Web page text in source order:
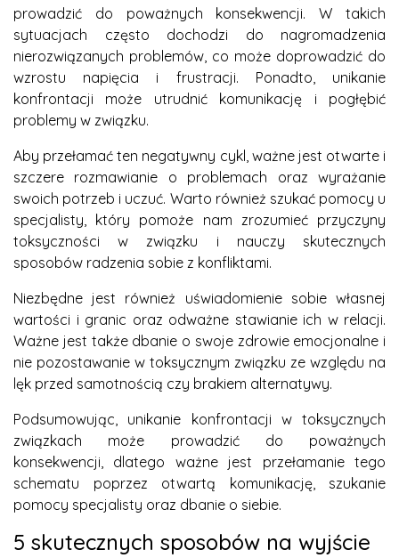
prowadzić do poważnych konsekwencji. W takich
sytuacjach często dochodzi do nagromadzenia
nierozwiązanych problemów, co może doprowadzić do
wzrostu napięcia i frustracji. Ponadto, unikanie
konfrontacji może utrudnić komunikację i pogłębić
problemy w związku.
Aby przełamać ten negatywny cykl, ważne jest otwarte i
szczere rozmawianie o problemach oraz wyrażanie
swoich potrzeb i uczuć. Warto również szukać pomocy u
specjalisty, który pomoże nam zrozumieć przyczyny
toksyczności w związku i nauczy skutecznych
sposobów radzenia sobie z konfliktami.
Niezbędne jest również uświadomienie sobie własnej
wartości i granic oraz odważne stawianie ich w relacji.
Ważne jest także dbanie o swoje zdrowie emocjonalne i
nie pozostawanie w toksycznym związku ze względu na
lęk przed samotnością czy brakiem alternatywy.
Podsumowując, unikanie konfrontacji w toksycznych
związkach może prowadzić do poważnych
konsekwencji, dlatego ważne jest przełamanie tego
schematu poprzez otwartą komunikację, szukanie
pomocy specjalisty oraz dbanie o siebie.
5 skutecznych sposobów na wyjście